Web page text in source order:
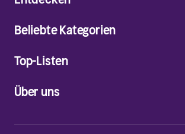
Über uns
Beliebte Kategorien
Top-Listen